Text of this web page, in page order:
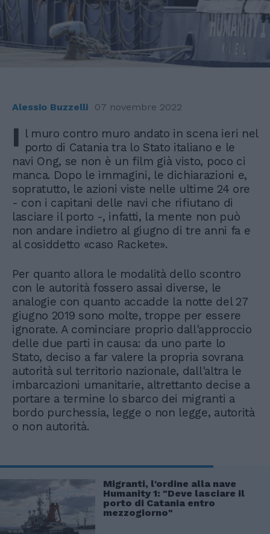
Alessio Buzzelli 07 novembre 2022
I l muro contro muro andato in scena ieri nel
porto di Catania tra lo Stato italiano e le
navi Ong, se non è un film già visto, poco ci
manca. Dopo le immagini, le dichiarazioni e,
sopratutto, le azioni viste nelle ultime 24 ore
- con i capitani delle navi che rifiutano di
lasciare il porto -, infatti, la mente non può
non andare indietro al giugno di tre anni fa e
al cosiddetto «caso Rackete».
Per quanto allora le modalità dello scontro
con le autorità fossero assai diverse, le
analogie con quanto accadde la notte del 27
giugno 2019 sono molte, troppe per essere
ignorate. A cominciare proprio dall'approccio
delle due parti in causa: da uno parte lo
Stato, deciso a far valere la propria sovrana
autorità sul territorio nazionale, dall'altra le
imbarcazioni umanitarie, altrettanto decise a
portare a termine lo sbarco dei migranti a
bordo purchessia, legge o non legge, autorità
o non autorità.
Migranti, l'ordine alla nave
Humanity 1: "Deve lasciare il
porto di Catania entro
mezzogiorno"